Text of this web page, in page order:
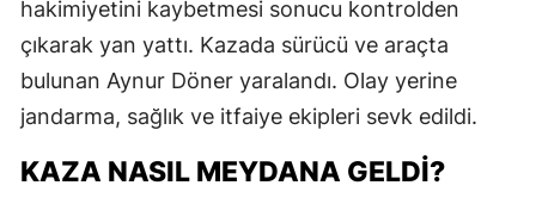
hakimiyetini kaybetmesi sonucu kontrolden
çıkarak yan yattı. Kazada sürücü ve araçta
bulunan Aynur Döner yaralandı. Olay yerine
jandarma, sağlık ve itfaiye ekipleri sevk edildi.
KAZA NASIL MEYDANA GELDI?